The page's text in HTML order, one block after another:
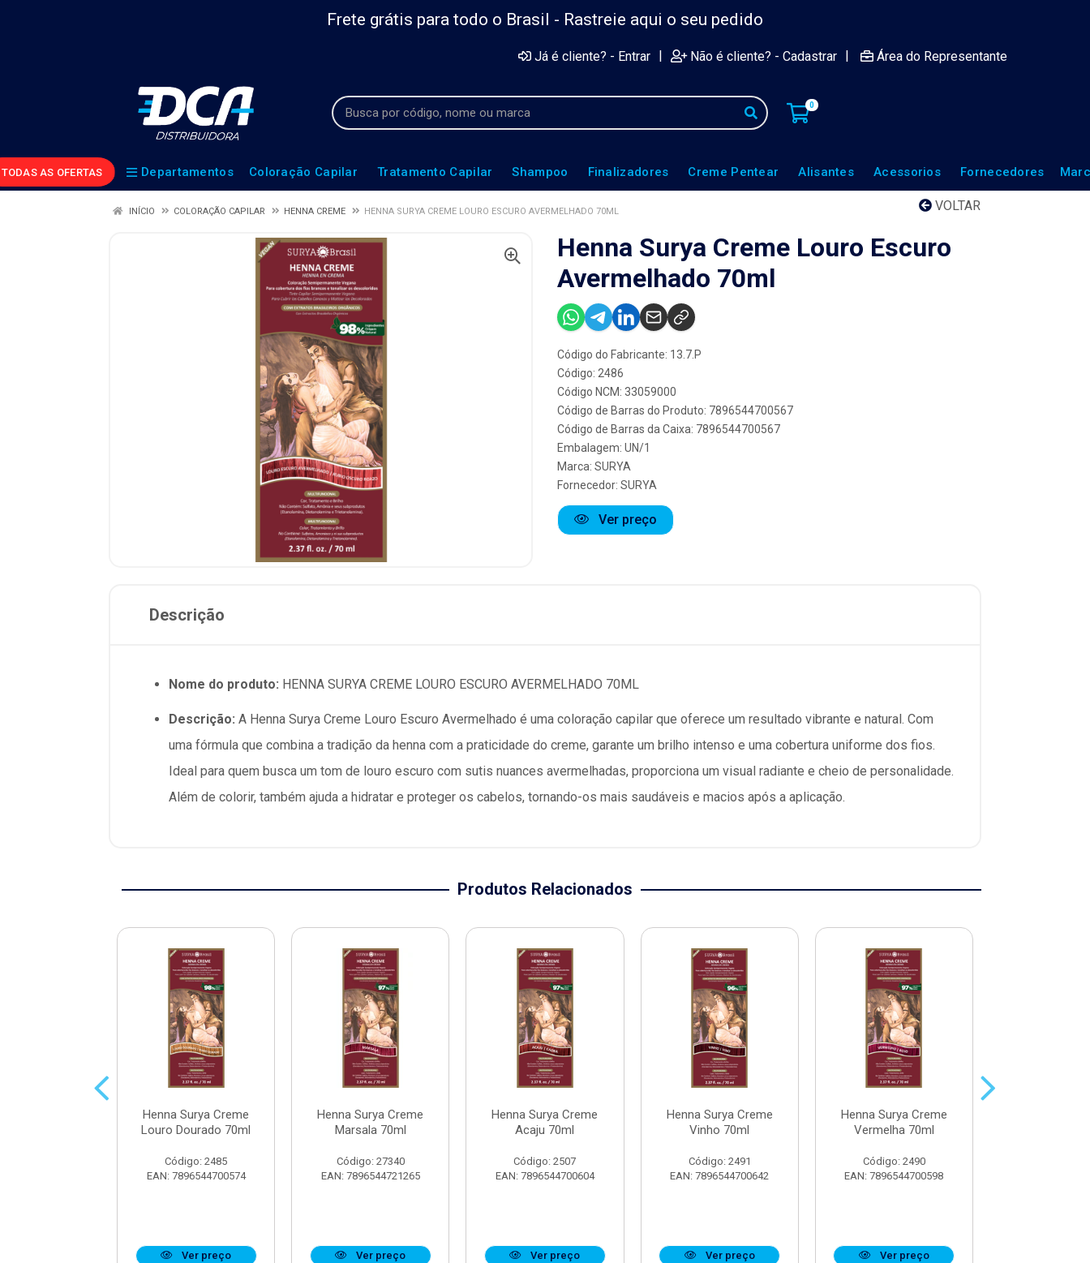
Frete grátis para todo o Brasil - Rastreie aqui o seu pedido
Já é cliente? - Entrar | Não é cliente? - Cadastrar | Área do Representante
0
TODAS AS OFERTAS Departamentos Coloração Capilar Tratamento Capilar Shampoo Finalizadores Creme Pentear Alisantes Acessorios Fornecedores
VOLTAR
INÍCIO COLORAÇÃO CAPILAR HENNA CREME HENNA SURYA CREME LOURO ESCURO AVERMELHADO 70ML
Henna Surya Creme Louro Escuro
Avermelhado 70ml
Código do Fabricante: 13.7.P
Código: 2486
Código NCM: 33059000
Código de Barras do Produto: 7896544700567
Código de Barras da Caixa: 7896544700567
Embalagem: UN/1
Marca: SURYA
Fornecedor: SURYA
Ver preço
Descrição
Nome do produto: HENNA SURYA CREME LOURO ESCURO AVERMELHADO 70ML
Descrição: A Henna Surya Creme Louro Escuro Avermelhado é uma coloração capilar que oferece um resultado vibrante e natural. Com
uma fórmula que combina a tradição da henna com a praticidade do creme, garante um brilho intenso e uma cobertura uniforme dos fios.
Ideal para quem busca um tom de louro escuro com sutis nuances avermelhadas, proporciona um visual radiante e cheio de personalidade.
Além de colorir, também ajuda a hidratar e proteger os cabelos, tornando-os mais saudáveis e macios após a aplicação.
Produtos Relacionados
Henna Surya Creme
Louro Dourado 70ml
Código: 2485
EAN: 7896544700574
Ver preço
Henna Surya Creme
Marsala 70ml
Código: 27340
EAN: 7896544721265
Ver preço
Henna Surya Creme
Acaju 70ml
Código: 2507
EAN: 7896544700604
Ver preço
Henna Surya Creme
Vinho 70ml
Código: 2491
EAN: 7896544700642
Ver preço
Henna Surya Creme
Vermelha 70ml
Código: 2490
EAN: 7896544700598
Ver preço